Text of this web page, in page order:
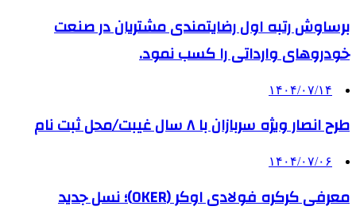
برساوش رتبه اول رضایتمندی مشتریان در صنعت
خودروهای وارداتی را کسب نمود.
۱۴۰۴/۰۷/۱۴
طرح انصار ویژه سربازان با ۸ سال غیبت/محل ثبت نام
۱۴۰۴/۰۷/۰۶
معرفی کرکره فولادی اوکر (OKER)؛ نسل جدید